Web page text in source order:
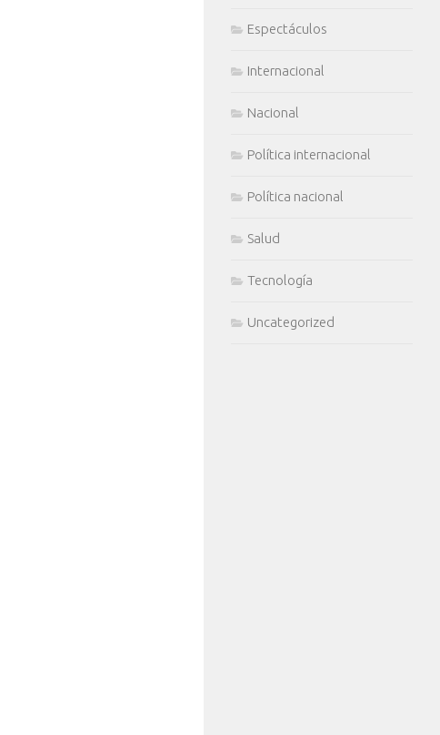
Espectáculos
Internacional
Nacional
Política internacional
Política nacional
Salud
Tecnología
Uncategorized